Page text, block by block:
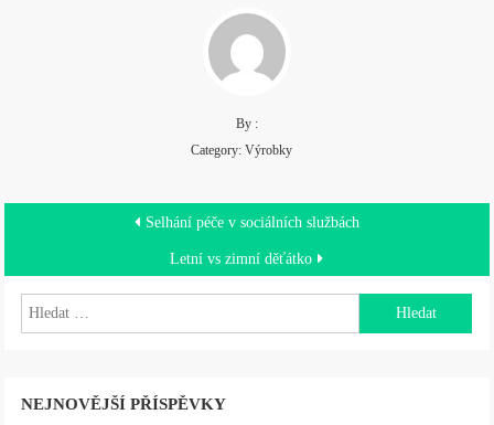
By :
Category: Výrobky
Navigace
pro
příspěvek
Selhání péče v sociálních službách
Letní vs zimní děťátko
Vyhledávání
NEJNOVĚJŠÍ PŘÍSPĚVKY